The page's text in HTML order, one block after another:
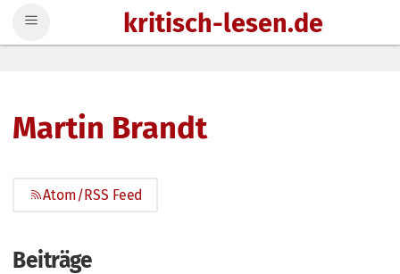
kritisch-lesen.de
Martin Brandt
Atom/RSS Feed
Beiträge